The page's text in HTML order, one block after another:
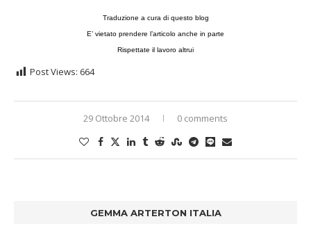
Traduzione a cura di questo blog
E’ vietato prendere l’articolo anche in parte
Rispettate il lavoro altrui
Post Views: 664
29 Ottobre 2014 0 comments
GEMMA ARTERTON ITALIA